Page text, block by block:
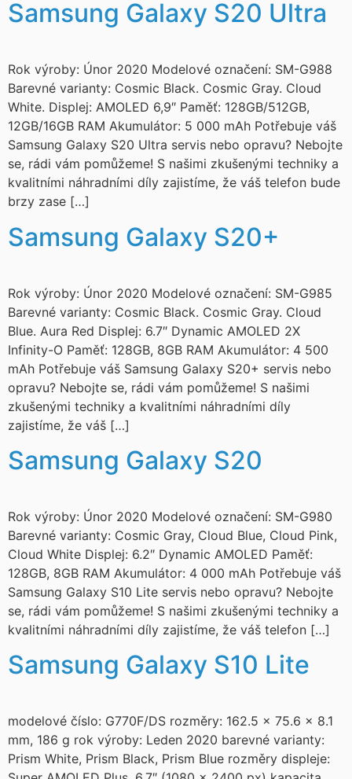
Samsung Galaxy S20 Ultra
Rok výroby: Únor 2020 Modelové označení: SM-G988
Barevné varianty: Cosmic Black. Cosmic Gray. Cloud
White. Displej: AMOLED 6,9″ Paměť: 128GB/512GB,
12GB/16GB RAM Akumulátor: 5 000 mAh Potřebuje váš
Samsung Galaxy S20 Ultra servis nebo opravu? Nebojte
se, rádi vám pomůžeme! S našimi zkušenými techniky a
kvalitními náhradními díly zajistíme, že váš telefon bude
brzy zase […]
Samsung Galaxy S20+
Rok výroby: Únor 2020 Modelové označení: SM-G985
Barevné varianty: Cosmic Black. Cosmic Gray. Cloud
Blue. Aura Red Displej: 6.7″ Dynamic AMOLED 2X
Infinity-O Paměť: 128GB, 8GB RAM Akumulátor: 4 500
mAh Potřebuje váš Samsung Galaxy S20+ servis nebo
opravu? Nebojte se, rádi vám pomůžeme! S našimi
zkušenými techniky a kvalitními náhradními díly
zajistíme, že váš […]
Samsung Galaxy S20
Rok výroby: Únor 2020 Modelové označení: SM-G980
Barevné varianty: Cosmic Gray, Cloud Blue, Cloud Pink,
Cloud White Displej: 6.2″ Dynamic AMOLED Paměť:
128GB, 8GB RAM Akumulátor: 4 000 mAh Potřebuje váš
Samsung Galaxy S10 Lite servis nebo opravu? Nebojte
se, rádi vám pomůžeme! S našimi zkušenými techniky a
kvalitními náhradními díly zajistíme, že váš telefon […]
Samsung Galaxy S10 Lite
modelové číslo: G770F/DS rozměry: 162.5 x 75.6 x 8.1
mm, 186 g rok výroby: Leden 2020 barevné varianty:
Prism White, Prism Black, Prism Blue rozměry displeje: